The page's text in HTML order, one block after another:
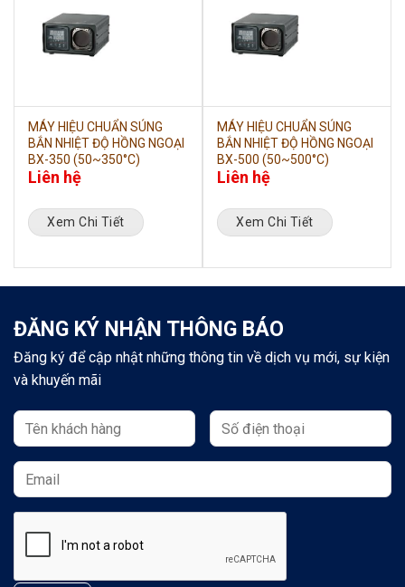
MÁY HIỆU CHUẨN SÚNG
BẮN NHIỆT ĐỘ HỒNG NGOẠI
BX-350 (50~350°C)
Liên hệ
Xem Chi Tiết
MÁY HIỆU CHUẨN SÚNG
BẮN NHIỆT ĐỘ HỒNG NGOẠI
BX-500 (50~500°C)
Liên hệ
Xem Chi Tiết
ĐĂNG KÝ NHẬN THÔNG BÁO
Đăng ký để cập nhật những thông tin về dịch vụ mới, sự kiện
và khuyến mãi